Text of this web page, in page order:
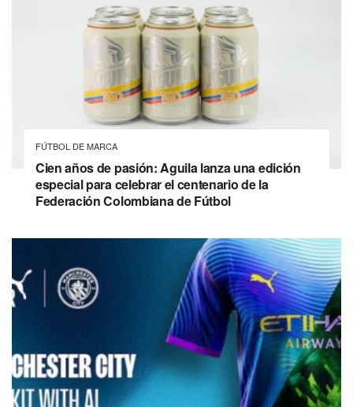
FÚTBOL DE MARCA
Cien años de pasión: Aguila lanza una edición
especial para celebrar el centenario de la
Federación Colombiana de Fútbol